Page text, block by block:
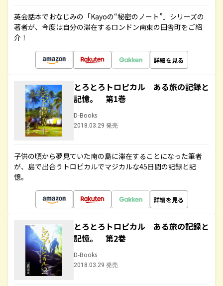
英会話本でおなじみの「Kayoの“秘密のノート”」シリーズの
著者が、今度は自分の滞在するロンドン南東の田舎町をご紹
介！
詳細を見る
とろとろトロピカル ある旅の記録と
記憶。 第1巻
D-Books
2018.03.29 発売
子供の頃から夢見ていた南の島に滞在することになった筆者
が、島で出合うトロピカルでマジカルな45日間の記録と記
憶。
詳細を見る
とろとろトロピカル ある旅の記録と
記憶。 第2巻
D-Books
2018.03.29 発売